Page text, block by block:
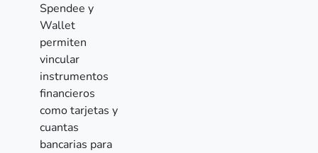
Spendee y
Wallet
permiten
vincular
instrumentos
financieros
como tarjetas y
cuantas
bancarias para